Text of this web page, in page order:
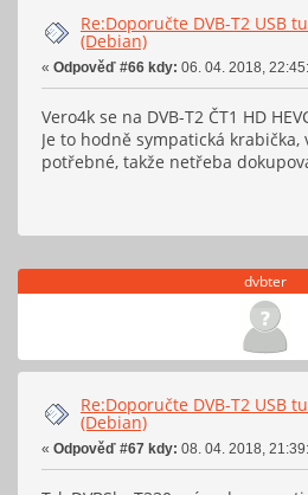
Re:Doporučte DVB-T2 USB
(Debian)
« Odpověď #66 kdy: 06. 04. 2018,
Vero4k se na DVB-T2 ČT1 HD
Je to hodně sympatická
potřebné, takže netřeba
dvbter
Re:Doporučte DVB-T2 USB
(Debian)
« Odpověď #67 kdy: 08. 04. 2018,